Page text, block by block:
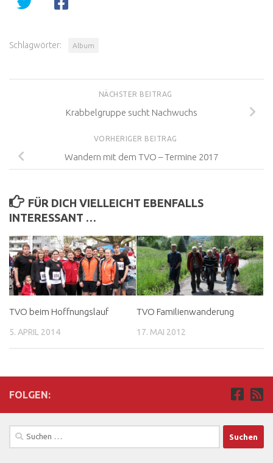
Schlagwörter: Album
NÄCHSTER BEITRAG
Krabbelgruppe sucht Nachwuchs
VORHERIGER BEITRAG
Wandern mit dem TVO – Termine 2017
FÜR DICH VIELLEICHT EBENFALLS
INTERESSANT …
TVO beim Hoffnungslauf
5. APRIL 2014
TVO Familienwanderung
17. MAI 2012
FOLGEN:
Suchen
nach: